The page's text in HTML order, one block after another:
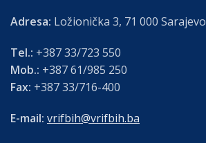
Adresa: Ložionička 3, 71 000 Sarajevo
Tel.: +387 33/723 550
Mob.: +387 61/985 250
Fax: +387 33/716-400
E-mail: vrifbih@vrifbih.ba